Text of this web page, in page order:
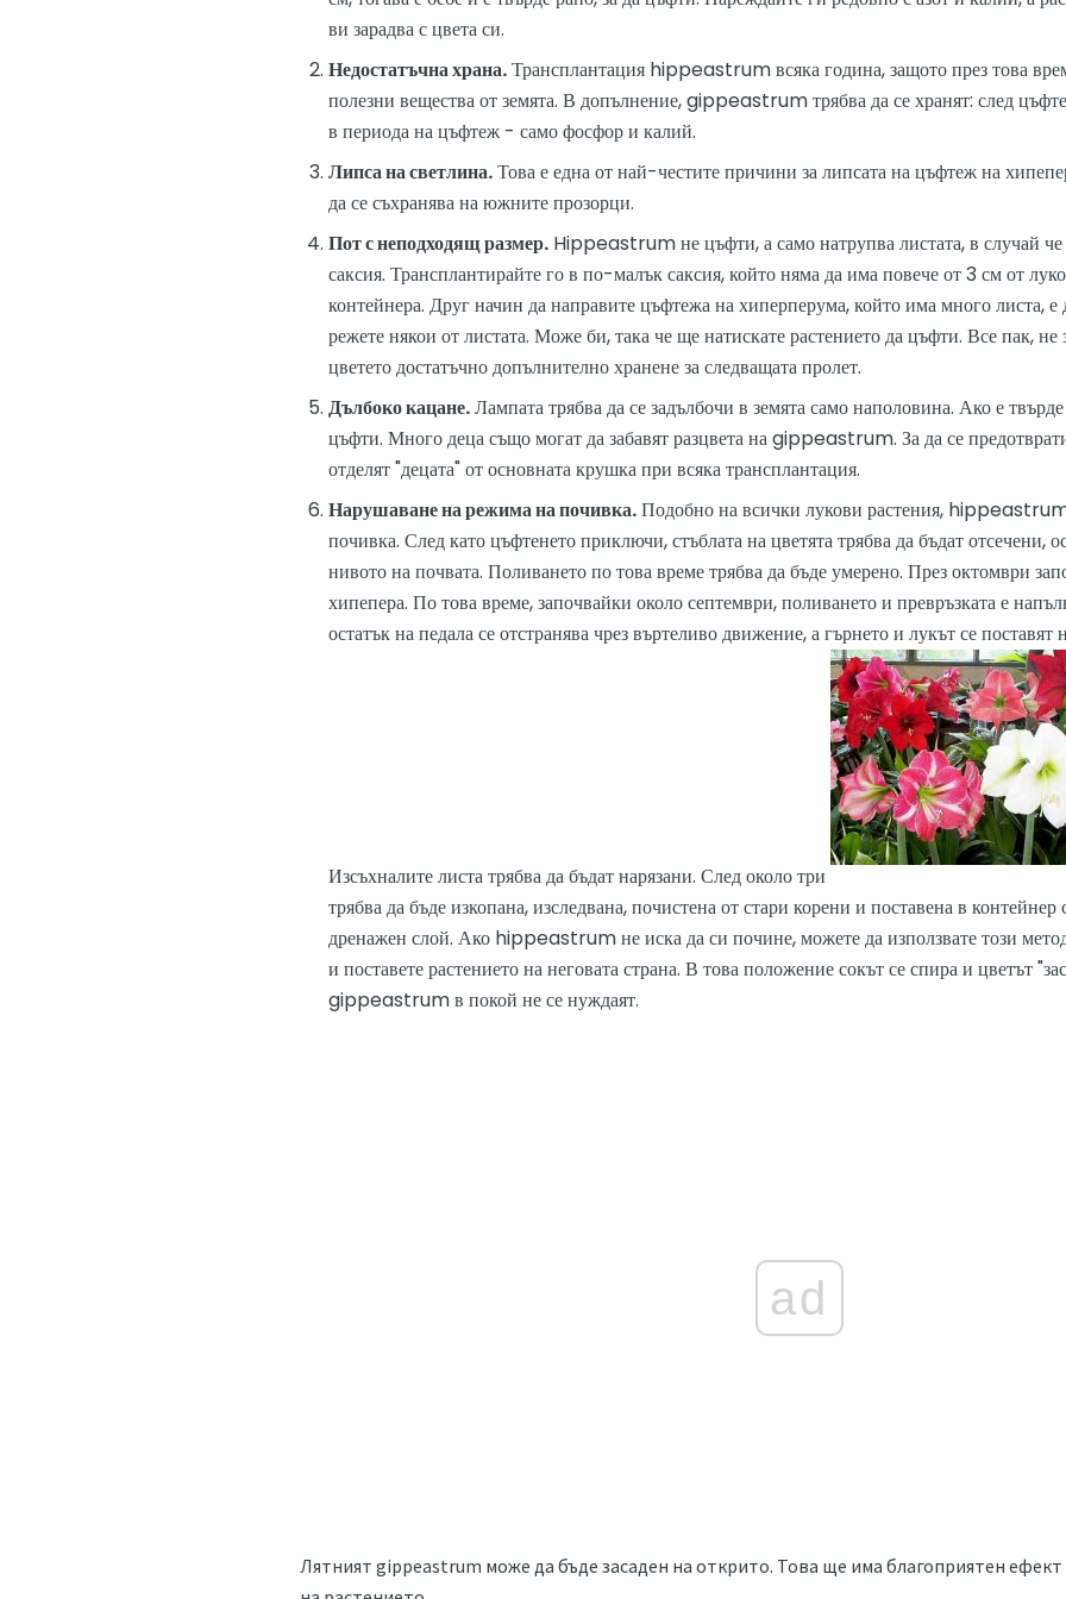
ви зарадва с цвета си.
Недостатъчна храна.Трансплантация hippeastrum всяка година, защото през това
полезни вещества от земята. В допълнение, gippeastrum трябва да се хранят: след
в периода на цъфтеж - само фосфор и калий.
Липса на светлина.Това е една от най-честите причини за липсата на цъфтеж на
да се съхранява на южните прозорци.
Пот с неподходящ размер. Hippeastrum не цъфти, а само натрупва листата, в случай
саксия. Трансплантирайте го в по-малък саксия, който няма да има повече от 3 см от
контейнера. Друг начин да направите цъфтежа на хиперперума, който има много листа, е
режете някои от листата. Може би, така че ще натискате растението да цъфти. Все пак, не
цветето достатъчно допълнително хранене за следващата пролет.
Дълбоко кацане.Лампата трябва да се задълбочи в земята само наполовина. Ако е
цъфти. Много деца също могат да забавят разцвета на gippeastrum. За да се
отделят "децата" от основната крушка при всяка трансплантация.
Нарушаване на режима на почивка.Подобно на всички лукови растения,
почивка. След като цъфтенето приключи, стъблата на цветята трябва да бъдат отсечени,
нивото на почвата. Поливането по това време трябва да бъде умерено. През октомври
хипепера. По това време, започвайки около септември, поливането и превръзката е
остатък на педала се отстранява чрез въртеливо движение, а гърнето и лукът се
Изсъхналите листа трябва да бъдат нарязани. След около три
трябва да бъде изкопана, изследвана, почистена от стари корени и поставена в
дренажен слой. Ако hippeastrum не иска да си почине, можете да използвате този
и поставете растението на неговата страна. В това положение сокът се спира и цветът
gippeastrum в покой не се нуждаят.
ad
Лятният gippeastrum може да бъде засаден на открито. Това ще има благоприятен